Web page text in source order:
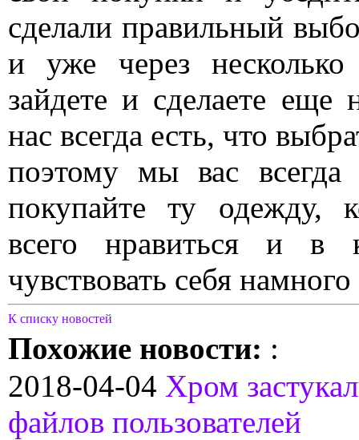
сделали правильный
и уже через
зайдете и сделаете еще
нас всегда есть, что
поэтому мы вас
покупайте ту одежду,
всего нравиться и в
чувствовать себя
К списку новостей
Похожие новости: :
2018-04-04 Хром
файлов пользователей